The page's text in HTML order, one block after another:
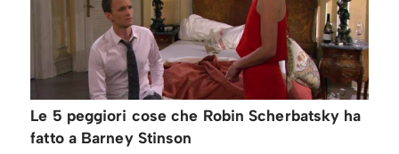
Le 5 peggiori cose che Robin Scherbatsky ha
fatto a Barney Stinson